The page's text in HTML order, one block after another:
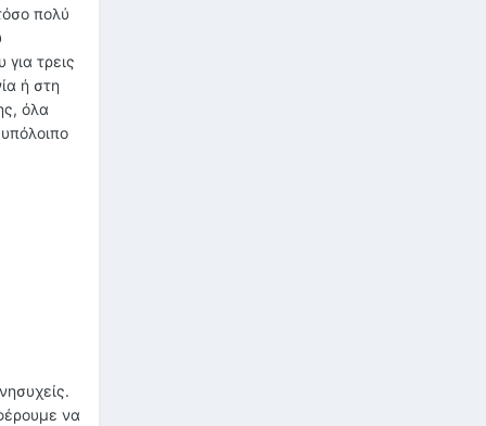
πολύ
τρεις
ή στη
όλα
να